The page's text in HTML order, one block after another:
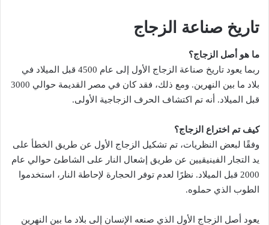
تاريخ صناعة الزجاج
ما هو أصل الزجاج؟
ربما يعود تاريخ صناعة الزجاج الأول إلى عام 4500 قبل الميلاد في
بلاد ما بين النهرين. ومع ذلك، فقد كان في مصر القديمة حوالي 3000
قبل الميلاد. أنه تم اكتشاف الحرف الزجاجية الأولى.
كيف تم اختراع الزجاج؟
وفقًا لبعض النظريات، تم تشكيل الزجاج الأول عن طريق الخطأ على
يد التجار الفينيقيين عن طريق إشعال النار على الشاطئ حوالي عام
2000 قبل الميلاد. نظرًا لعدم توفر الحجارة لإحاطة النار، استخدموا
الطوب الذي حملوه.
يعود أصل الزجاج الأول الذي صنعه الإنسان إلى بلاد ما بين النهرين